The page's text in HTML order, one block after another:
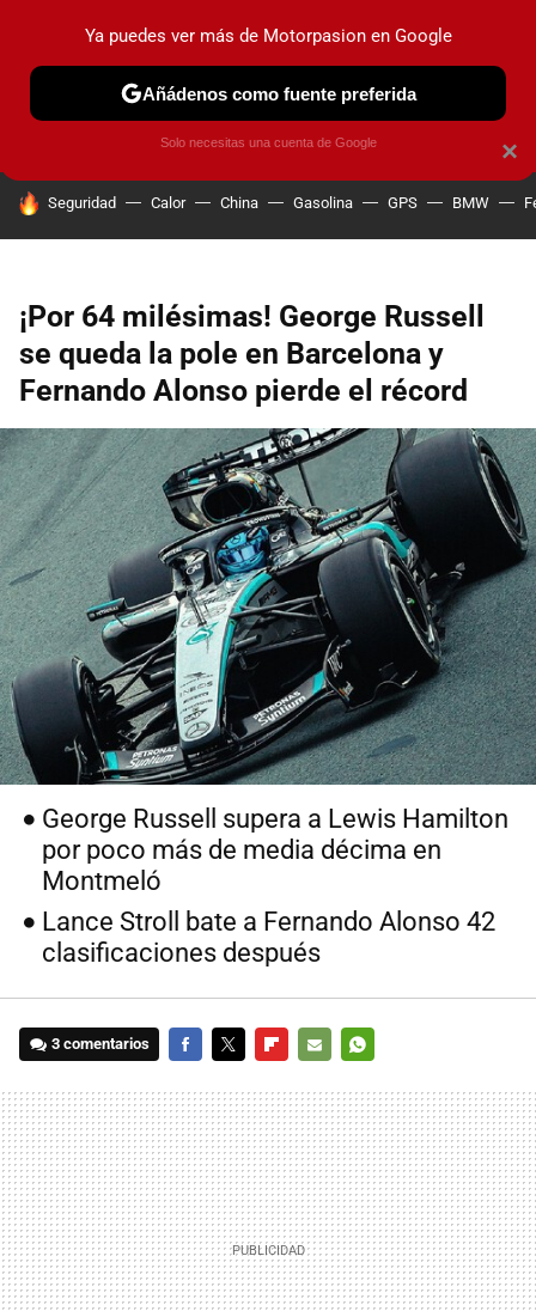
PRUEBAS COCHES ELÉCTRICOS OBSERVATORIO
HOY SE HABLA DE
Seguridad Calor China Gasolina GPS BMW
¡Por 64 milésimas! George Russell
se queda la pole en Barcelona y
Fernando Alonso pierde el récord
George Russell supera a Lewis Hamilton
por poco más de media décima en
Montmeló
Lance Stroll bate a Fernando Alonso 42
clasificaciones después
3 comentarios
MAIL
×
Ya puedes ver más de Motorpasion en Google
Añádenos como fuente preferida
Solo necesitas una cuenta de Google